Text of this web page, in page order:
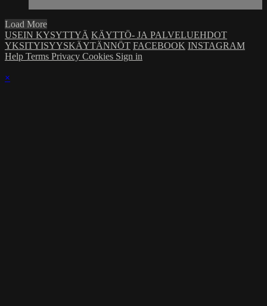
Load More
USEIN KYSYTTYÄ KÄYTTÖ- JA PALVELUEHDOT
YKSITYISYYSKÄYTÄNNÖT FACEBOOK INSTAGRAM
Help Terms Privacy Cookies Sign in
×